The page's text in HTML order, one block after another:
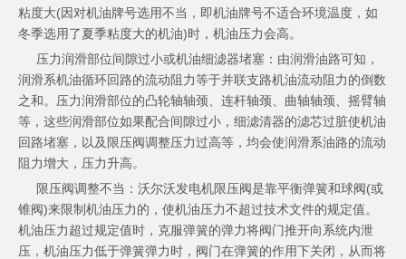
粘度大(因对机油牌号选用不当，即机油牌号不适合环境温度，如
冬季选用了夏季粘度大的机油)时，机油压力会高。
压力润滑部位间隙过小或机油细滤器堵塞：由润滑油路可知，
润滑系机油循环回路的流动阻力等于并联支路机油流动阻力的倒数
之和。压力润滑部位的凸轮轴轴颈、连杆轴颈、曲轴轴颈、摇臂轴
等，这些润滑部位如果配合间隙过小，细滤清器的滤芯过脏使机油
回路堵塞，以及限压阀调整压力过高等，均会使润滑系油路的流动
阻力增大，压力升高。
限压阀调整不当：沃尔沃发电机限压阀是靠平衡弹簧和球阀(或
锥阀)来限制机油压力的，使机油压力不超过技术文件的规定值。
机油压力超过规定值时，克服弹簧的弹力将阀门推开向系统内泄
压，机油压力低于弹簧弹力时，阀门在弹簧的作用下关闭，从而将